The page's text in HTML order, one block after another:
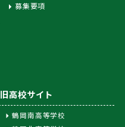
募集要項
旧高校サイト
鶴岡南高等学校